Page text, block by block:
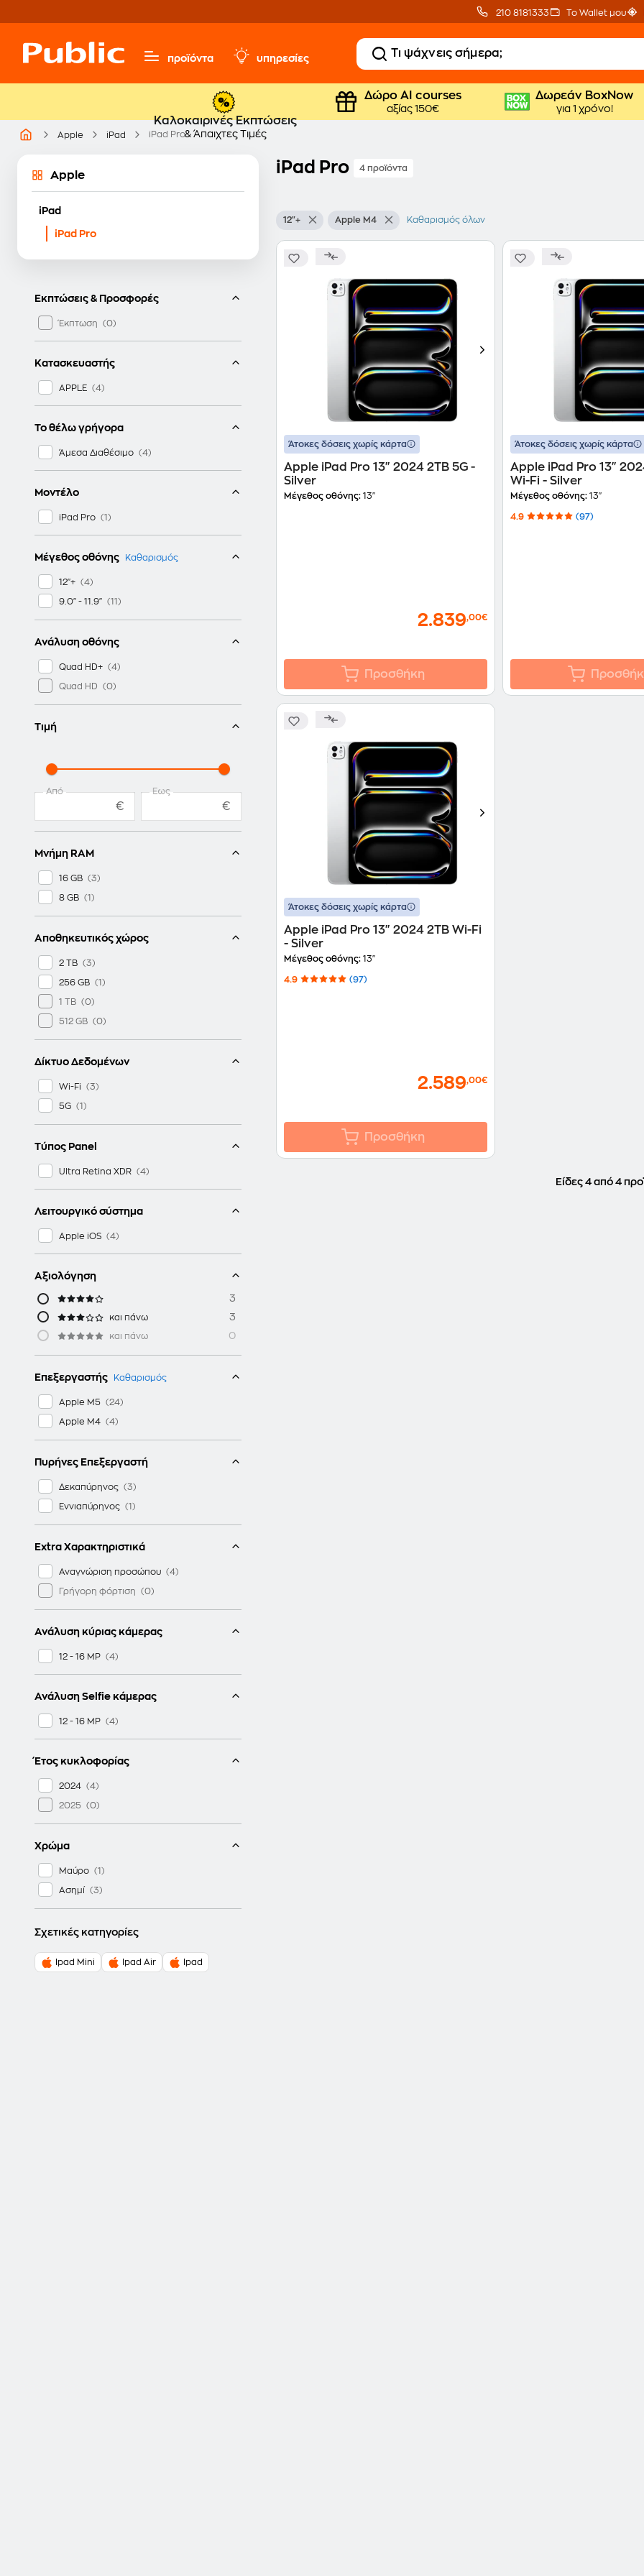
210 8181333 Το Wallet μου
προϊόντα υπηρεσίες
Καλοκαιρινές Εκπτώσεις
& Άπαιχτες Τιμές
Δώρο ΑΙ courses
αξίας 150€
Δωρεάν BoxNow
για 1 χρόνο!
Apple iPad iPad Pro
Apple
iPad
iPad Pro
Εκπτώσεις & Προσφορές
Έκπτωση
Κατασκευαστής
APPLE
Το θέλω γρήγορα
Άμεσα Διαθέσιμο
Μοντέλο
iPad Pro
Μέγεθος οθόνης Καθαρισμός
12"+
9.0" - 11.9"
Ανάλυση οθόνης
Quad HD+
Quad HD
Τιμή
Από
€
Έως
€
Μνήμη RAM
16 GB
8 GB
Αποθηκευτικός χώρος
2 TB
256 GB
1 TB
512 GB
Δίκτυο Δεδομένων
Wi-Fi
5G
Τύπος Panel
Ultra Retina XDR
Λειτουργικό σύστημα
Apple iOS
Αξιολόγηση
3
και πάνω 3
και πάνω 0
Επεξεργαστής Καθαρισμός
Apple M5
Apple M4
Πυρήνες Επεξεργαστή
Δεκαπύρηνος
Εννιαπύρηνος
Extra Χαρακτηριστικά
Αναγνώριση προσώπου
Γρήγορη φόρτιση
Ανάλυση κύριας κάμερας
12 - 16 MP
Ανάλυση Selfie κάμερας
12 - 16 MP
Έτος κυκλοφορίας
2024
2025
Χρώμα
Μαύρο
Ασημί
Σχετικές κατηγορίες
Ipad Mini Ipad Air Ipad
iPad Pro 4 προϊόντα
12"+ Apple M4 Καθαρισμός όλων
Άτοκες δόσεις χωρίς κάρτα
Apple iPad Pro 13" 2024 2TB 5G -
Silver
Μέγεθος οθόνης: 13"
2.839,00€
Προσθήκη
Άτοκες δόσεις χωρίς κάρτα
Apple iPad Pro 13"
Wi-Fi - Silver
Μέγεθος οθόνης: 13"
4.9 (97)
Άτοκες δόσεις χωρίς κάρτα
Apple iPad Pro 13" 2024 2TB Wi-Fi
- Silver
Μέγεθος οθόνης: 13"
4.9 (97)
2.589,00€
Προσθήκη
Είδες 4 από 4